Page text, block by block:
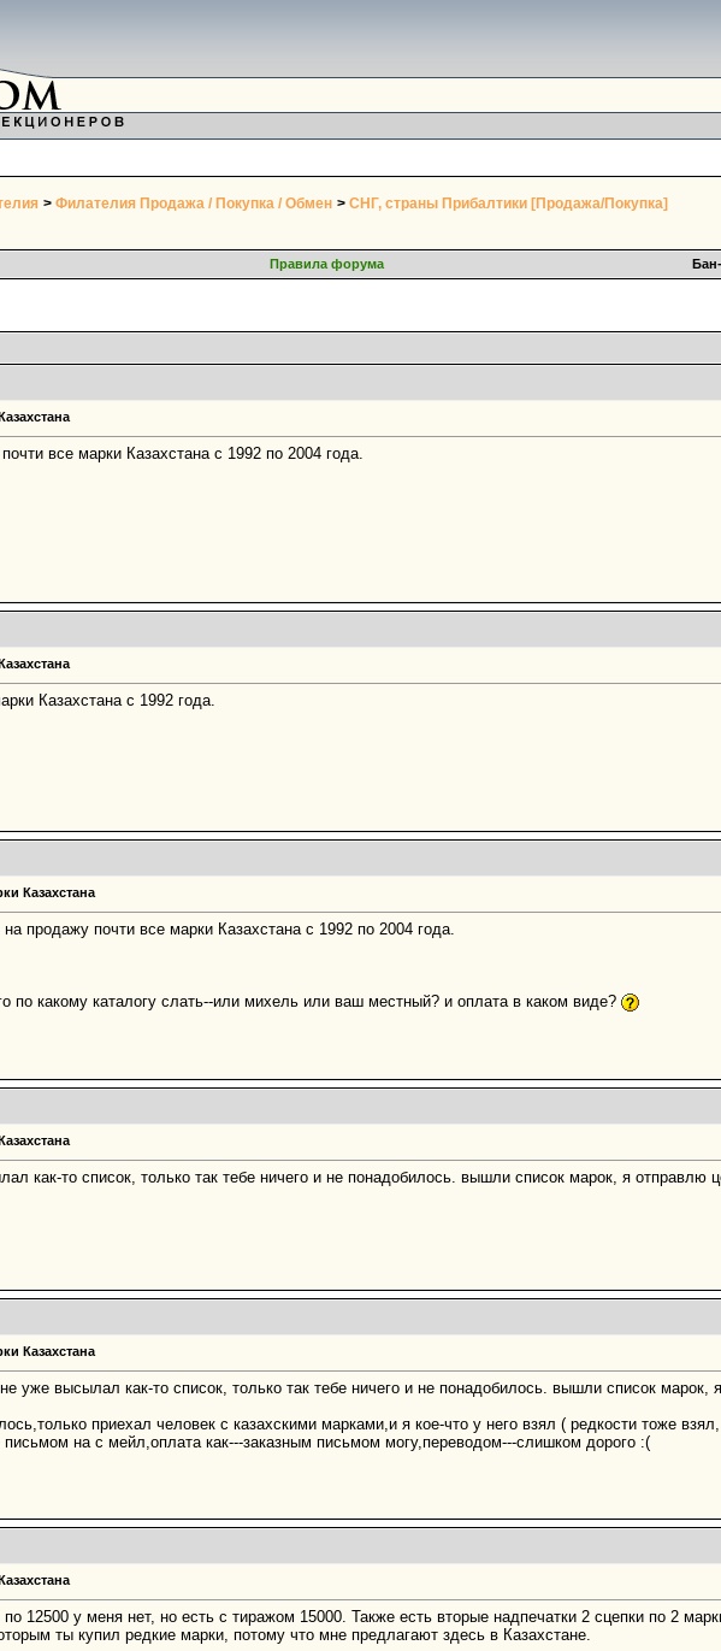
> Филателия Продажа / Покупка / Обмен > СНГ, страны Прибалтики [Продажа/Покупка]
Правила форума
все марки Казахстана с 1992 по 2004 года.
Казахстана с 1992 года.
Казахстана
продажу почти все марки Казахстана с 1992 по 2004 года.
по какому каталогу слать--или михель или ваш местный? и оплата в каком виде?
как-то список, только так тебе ничего и не понадобилось. вышли список марок, я отправлю
Казахстана
уже высылал как-то список, только так тебе ничего и не понадобилось. вышли список марок,
приехал человек с казахскими марками,и я кое-что у него взял ( редкости тоже
на с мейл,оплата как---заказным письмом могу,переводом---слишком дорого :(
12500 у меня нет, но есть с тиражом 15000. Также есть вторые надпечатки 2 сцепки по 2
ты купил редкие марки, потому что мне предлагают здесь в Казахстане.